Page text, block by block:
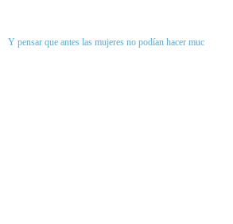
Y pensar que antes las mujeres no podían hacer muc